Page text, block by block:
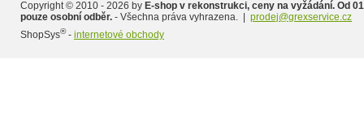
Copyright © 2010 - 2026 by E-shop v rekonstrukci, ceny na vyžádání. Od
pouze osobní odběr. - Všechna práva vyhrazena. | prodej@grexservice.cz
ShopSys®- internetové obchody